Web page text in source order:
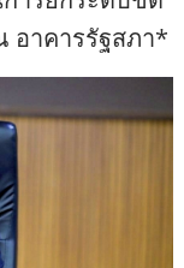
อาคารรัฐสภา*